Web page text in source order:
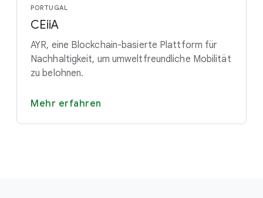
PORTUGAL
CEiiA
AYR, eine Blockchain-basierte Plattform für
Nachhaltigkeit, um umweltfreundliche Mobilität
zu belohnen.
Mehr erfahren